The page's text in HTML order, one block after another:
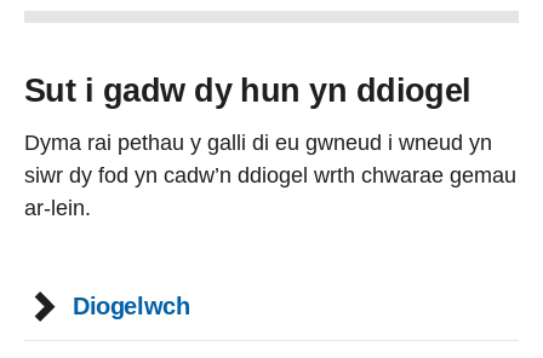
Sut i gadw dy hun yn ddiogel
Dyma rai pethau y galli di eu gwneud i wneud yn
siwr dy fod yn cadw’n ddiogel wrth chwarae gemau
ar-lein.
Diogelwch